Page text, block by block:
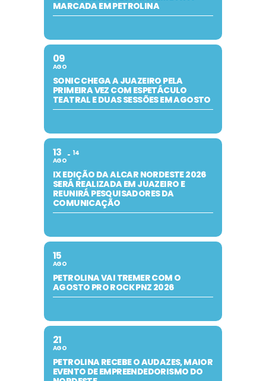
MARCADA EM PETROLINA
09
AGO
SONIC CHEGA A JUAZEIRO PELA
PRIMEIRA VEZ COM ESPETÁCULO
TEATRAL E DUAS SESSÕES EM AGOSTO
13
AGO
14
IX EDIÇÃO DA ALCAR NORDESTE 2026
SERÁ REALIZADA EM JUAZEIRO E
REUNIRÁ PESQUISADORES DA
COMUNICAÇÃO
15
AGO
PETROLINA VAI TREMER COM O
AGOSTO PRO ROCK PNZ 2026
21
AGO
PETROLINA RECEBE O AUDAZES, MAIOR
EVENTO DE EMPREENDEDORISMO DO